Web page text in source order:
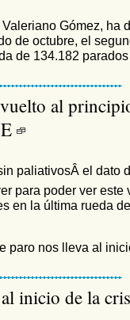
Gómez, ha
de octubre, el
de 134.182
al
paliativosÂ el dato
para poder ver este
en la última rueda
paro nos lleva al
inicio de la